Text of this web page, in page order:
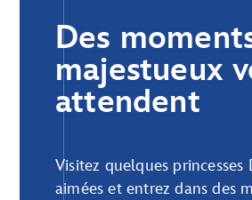
Des
majestueux
attendent
Visitez quelques princesses
aimées et entrez dans des